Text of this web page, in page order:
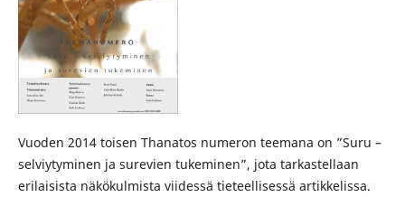
Vuoden 2014 toisen Thanatos numeron teemana on ”Suru –
selviytyminen ja surevien tukeminen”, jota tarkastellaan
erilaisista näkökulmista viidessä tieteellisessä artikkelissa.